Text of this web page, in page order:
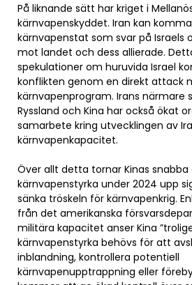
På liknande sätt har kriget i
kärnvapenskyddet. Iran kan
kärnvapenstat som svar på
mot landet och dess allierade.
spekulationer om huruvida Israel
konflikten genom en direkt attack
kärnvapenprogram. Irans närmare
Ryssland och Kina har också ökat
samarbete kring utvecklingen av
kärnvapenkapacitet.
Över allt detta tornar Kinas snabba
kärnvapenstyrka under 2024 upp
sänka tröskeln för kärnvapenkrig.
från det amerikanska
militära kapacitet anser Kina
kärnvapenstyrka behövs för att
inblandning, kontrollera potentiell
kärnvapenupptrappning eller